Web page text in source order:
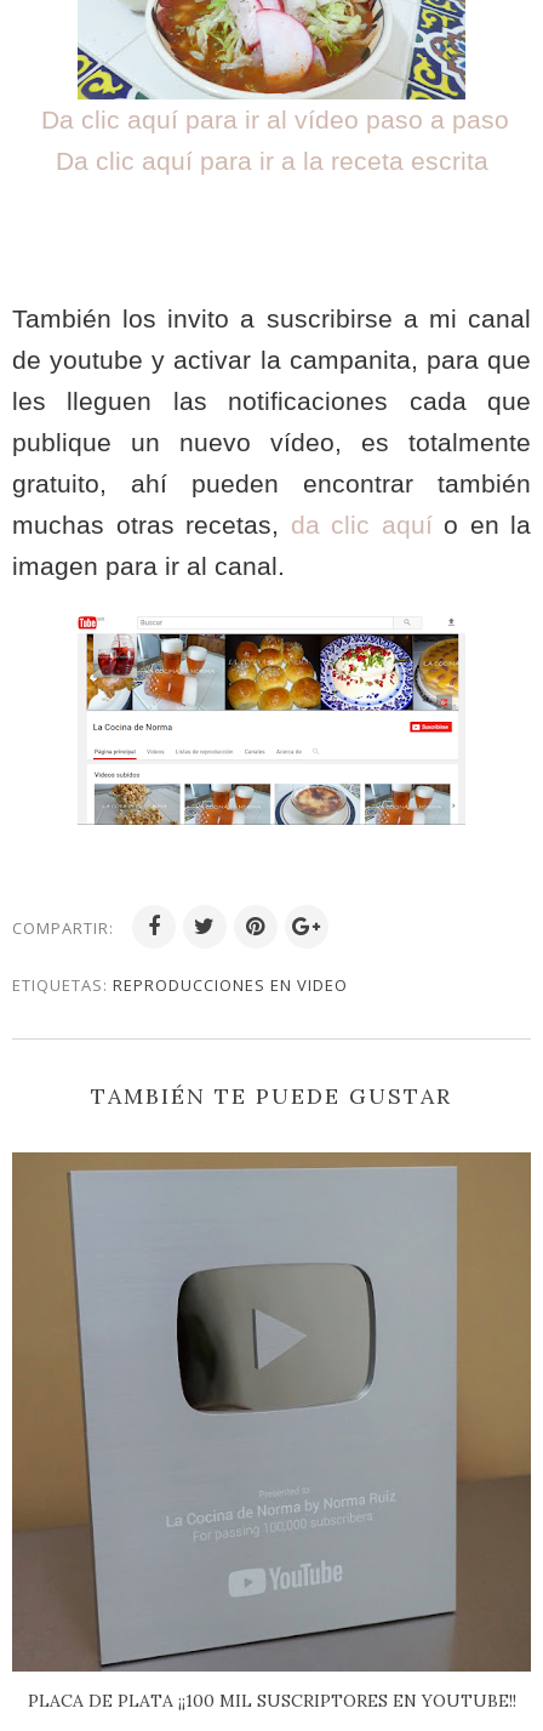
Da clic aquí para ir al vídeo paso a paso
Da clic aquí para ir a la receta escrita
También los invito a suscribirse a mi canal
de youtube y activar la campanita, para que
les lleguen las notificaciones cada que
publique un nuevo vídeo, es totalmente
gratuito, ahí pueden encontrar también
muchas otras recetas, da clic aquío en la
imagen para ir al canal.
COMPARTIR:
ETIQUETAS: REPRODUCCIONES EN VIDEO
TAMBIÉN TE PUEDE GUSTAR
PLACA DE PLATA ¡¡100 MIL SUSCRIPTORES EN YOUTUBE!!